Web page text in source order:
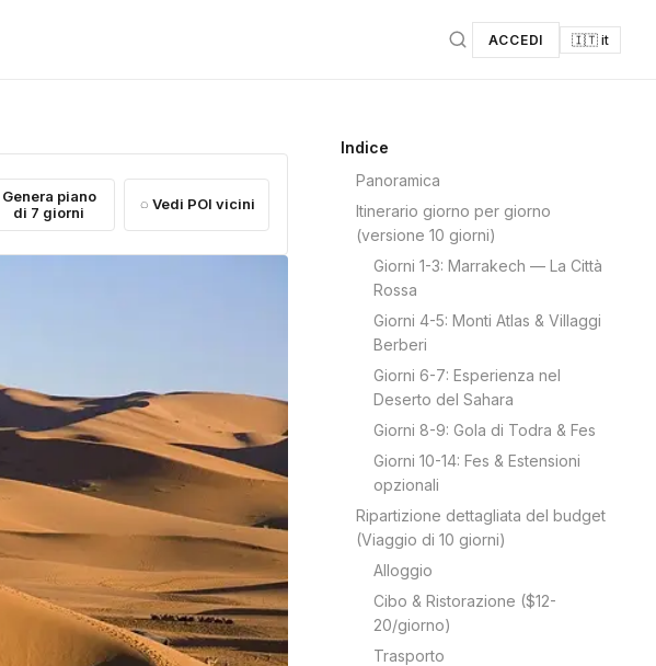
ACCEDI 🇮🇹 it
Genera piano
di 7 giorni
Vedi POI vicini
Indice
Panoramica
Itinerario giorno per giorno
(versione 10 giorni)
Giorni 1-3: Marrakech — La Città
Rossa
Giorni 4-5: Monti Atlas & Villaggi
Berberi
Giorni 6-7: Esperienza nel
Deserto del Sahara
Giorni 8-9: Gola di Todra & Fes
Giorni 10-14: Fes & Estensioni
opzionali
Ripartizione dettagliata del budget
(Viaggio di 10 giorni)
Alloggio
Cibo & Ristorazione ($12-
20/giorno)
Trasporto